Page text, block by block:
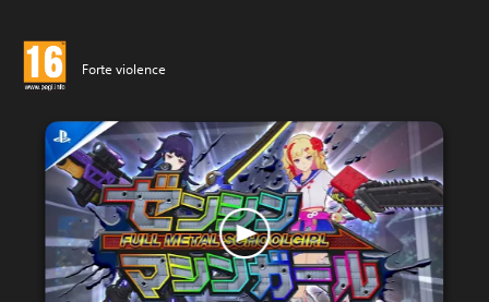
Forte violence